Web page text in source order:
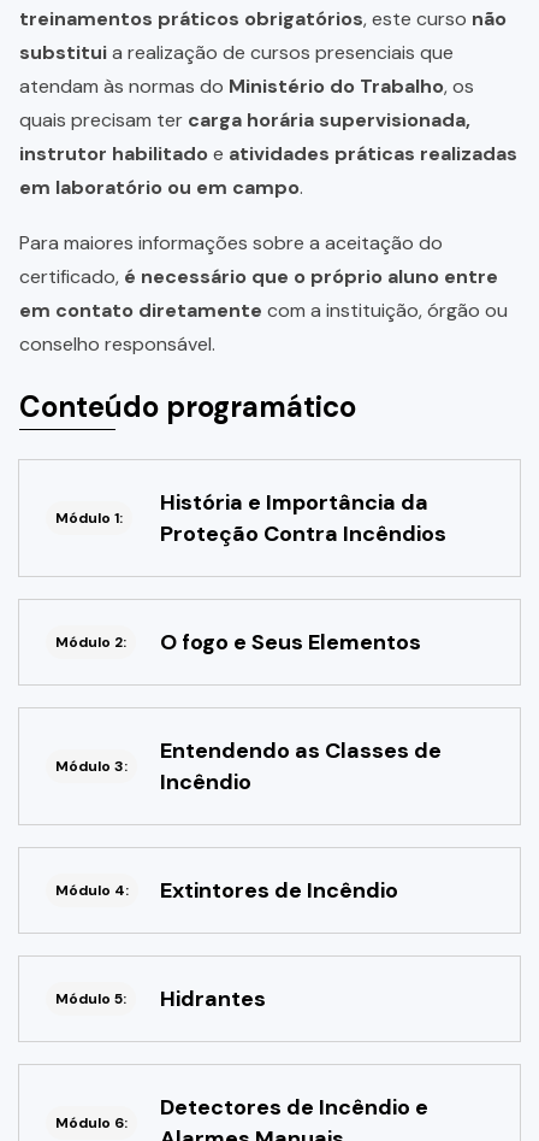
treinamentos práticos obrigatórios, este curso não
substituia realização de cursos presenciais que
atendam às normas do Ministério do Trabalho, os
quais precisam ter carga horária supervisionada,
instrutor habilitadoe atividades práticas realizadas
em laboratório ou em campo.
Para maiores informações sobre a aceitação do
certificado, é necessário que o próprio aluno entre
em contato diretamente com a instituição, órgão ou
conselho responsável.
Conteúdo programático
Módulo 1:
História e Importância da
Proteção Contra Incêndios
Módulo 2: O fogo e Seus Elementos
Módulo 3:
Entendendo as Classes de
Incêndio
Módulo 4: Extintores de Incêndio
Módulo 5: Hidrantes
Módulo 6:
Detectores de Incêndio e